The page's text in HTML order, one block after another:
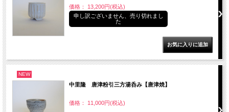
価格： 13,200円(税込)
申し訳ございません、売り切れまし
た
NEW
中里隆 唐津粉引三方湯呑み【唐津焼】
価格： 11,000円(税込)